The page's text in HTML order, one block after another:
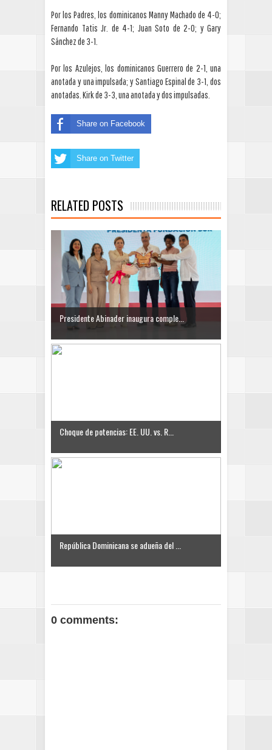
Por los Padres, los dominicanos Manny Machado de 4-0;
Fernando Tatis Jr. de 4-1; Juan Soto de 2-0; y Gary
Sánchez de 3-1.
Por los Azulejos, los dominicanos Guerrero de 2-1, una
anotada y una impulsada; y Santiago Espinal de 3-1, dos
anotadas. Kirk de 3-3, una anotada y dos impulsadas.
Share on Facebook
Share on Twitter
RELATED POSTS
Presidente Abinader inaugura comple...
Choque de potencias: EE. UU. vs. R...
República Dominicana se adueña del ...
0 comments: